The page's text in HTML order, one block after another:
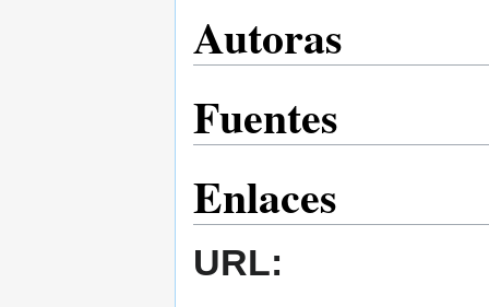
Autoras
Fuentes
Enlaces
URL: